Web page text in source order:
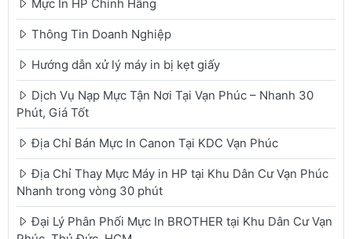
Mực In HP Chính Hãng
Thông Tin Doanh Nghiệp
Hướng dẫn xử lý máy in bị kẹt giấy
Dịch Vụ Nạp Mực Tận Nơi Tại Vạn Phúc – Nhanh 30
Phút, Giá Tốt
Địa Chỉ Bán Mực In Canon Tại KDC Vạn Phúc
Địa Chỉ Thay Mực Máy in HP tại Khu Dân Cư Vạn Phúc
Nhanh trong vòng 30 phút
Đại Lý Phân Phối Mực In BROTHER tại Khu Dân Cư Vạn